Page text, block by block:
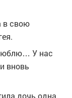
в свою
У нас
вновь
дочь одна.